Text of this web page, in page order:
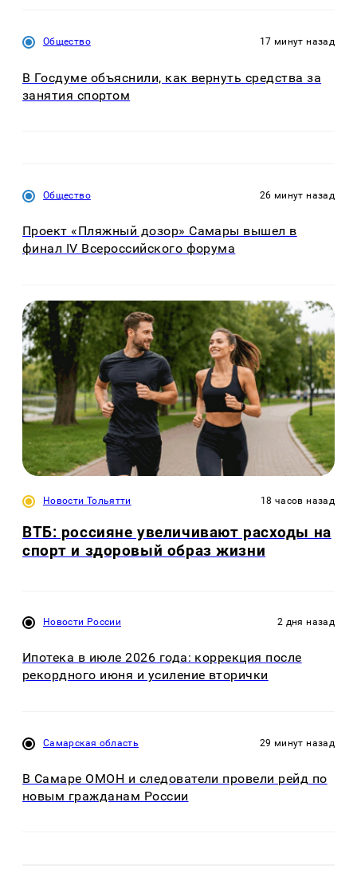
Общество 17 минут назад
В Госдуме объяснили, как вернуть средства за
занятия спортом
Общество 26 минут назад
Проект «Пляжный дозор» Самары вышел в
финал IV Всероссийского форума
Новости Тольятти 18 часов назад
ВТБ: россияне увеличивают расходы на
спорт и здоровый образ жизни
Новости России 2 дня назад
Ипотека в июле 2026 года: коррекция после
рекордного июня и усиление вторички
Самарская область 29 минут назад
В Самаре ОМОН и следователи провели рейд по
новым гражданам России